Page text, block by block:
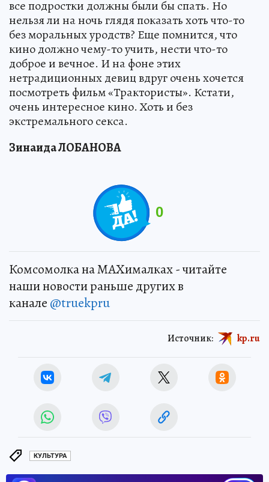
все подростки должны были бы спать. Но
нельзя ли на ночь глядя показать хоть что-то
без моральных уродств? Еще помнится, что
кино должно чему-то учить, нести что-то
доброе и вечное. И на фоне этих
нетрадиционных девиц вдруг очень хочется
посмотреть фильм «Трактористы». Кстати,
очень интересное кино. Хоть и без
экстремального секса.
Зинаида ЛОБАНОВА
0
Комсомолка на MAXималках - читайте
наши новости раньше других в
канале @truekpru
Источник: kp.ru
КУЛЬТУРА